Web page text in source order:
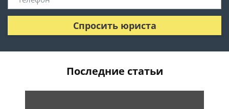
Спросить юриста
Последние статьи